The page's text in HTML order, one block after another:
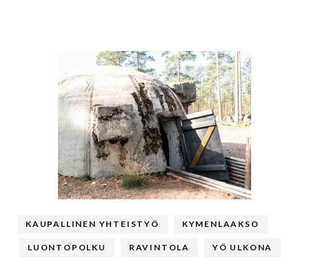
KAUPALLINEN YHTEISTYÖ KYMENLAAKSO
LUONTOPOLKU RAVINTOLA YÖ ULKONA